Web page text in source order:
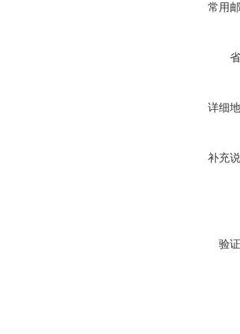
常用
详细
补充
验